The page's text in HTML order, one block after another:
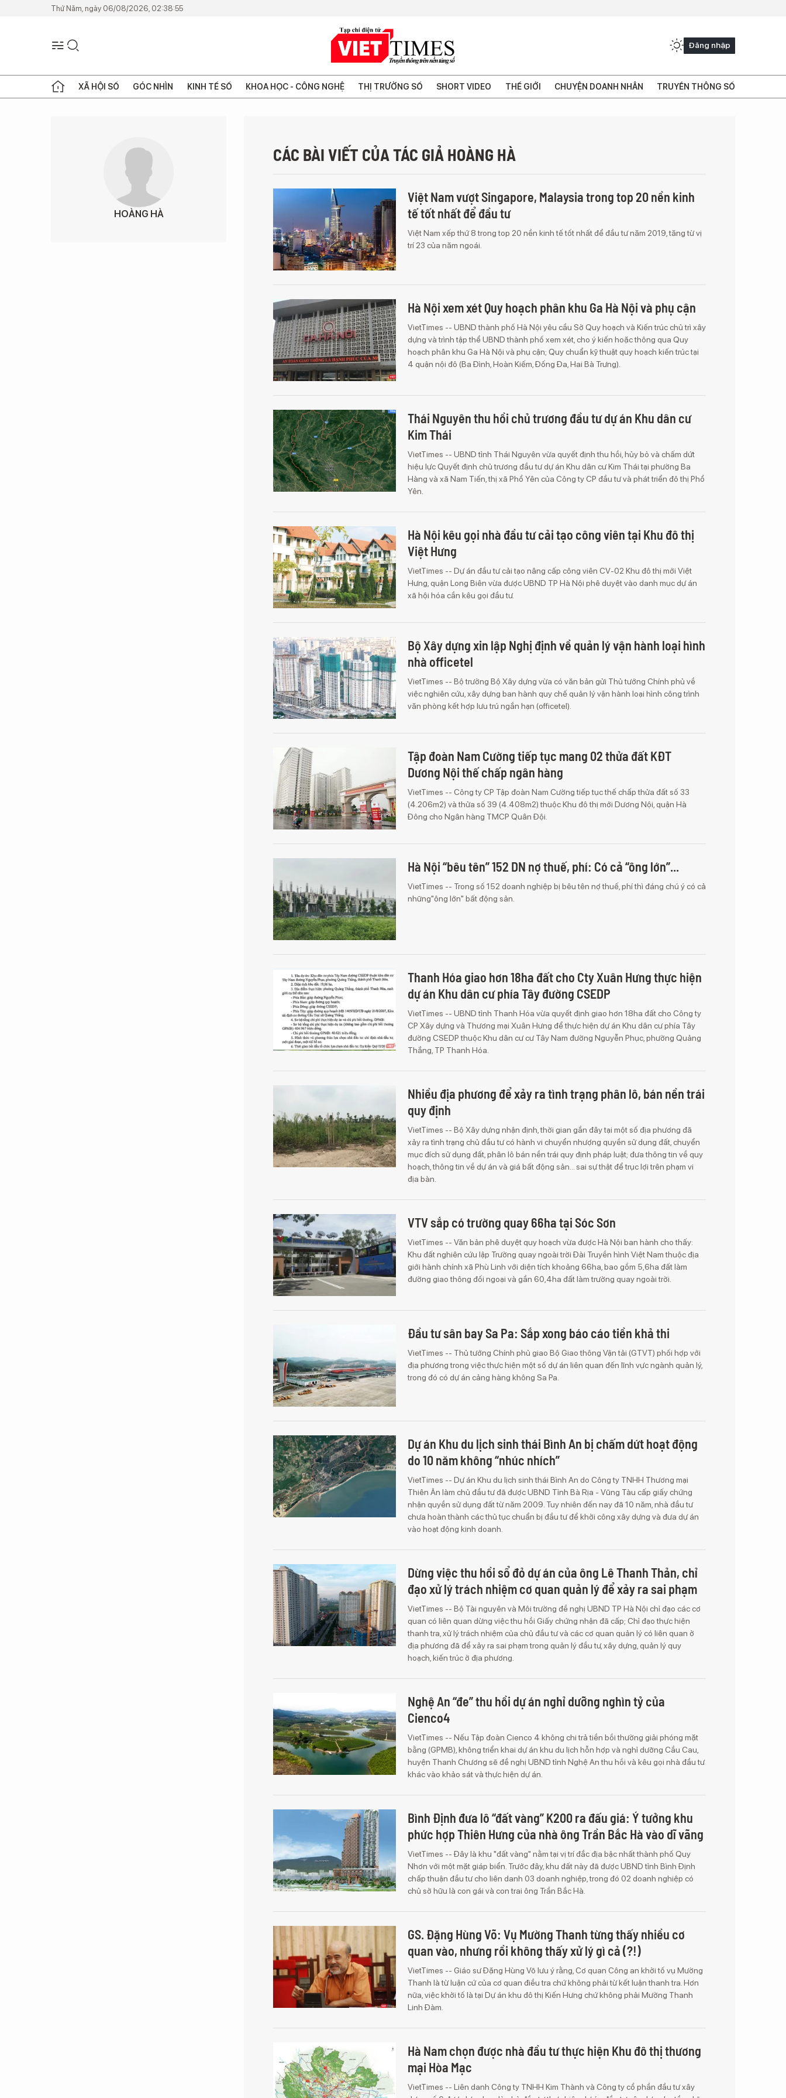
Thứ Năm, ngày 06/08/2026, 02:38:55
Đăng nhập
XÃ HỘI SỐ GÓC NHÌN KINH TẾ SỐ KHOA HỌC - CÔNG NGHỆ THỊ TRƯỜNG SỐ SHORT VIDEO THẾ GIỚI CHUYỆN DOANH NHÂN TRUYỀN THÔNG SỐ
HOÀNG HÀ
CÁC BÀI VIẾT CỦA TÁC GIẢ HOÀNG HÀ
Việt Nam vượt Singapore, Malaysia trong top 20 nền kinh
tế tốt nhất để đầu tư
Việt Nam xếp thứ 8 trong top 20 nền kinh tế tốt nhất để đầu tư năm 2019, tăng từ vị
trí 23 của năm ngoái.
Hà Nội xem xét Quy hoạch phân khu Ga Hà Nội và phụ cận
VietTimes -- UBND thành phố Hà Nội yêu cầu Sở Quy hoạch và Kiến trúc chủ trì xây
dựng và trình tập thể UBND thành phố xem xét, cho ý kiến hoặc thông qua Quy
hoạch phân khu Ga Hà Nội và phụ cận; Quy chuẩn kỹ thuật quy hoạch kiến trúc tại
4 quận nội đô (Ba Đình, Hoàn Kiếm, Đống Đa, Hai Bà Trưng).
Thái Nguyên thu hồi chủ trương đầu tư dự án Khu dân cư
Kim Thái
VietTimes -- UBND tỉnh Thái Nguyên vừa quyết định thu hồi, hủy bỏ và chấm dứt
hiệu lực Quyết định chủ trương đầu tư dự án Khu dân cư Kim Thái tại phường Ba
Hàng và xã Nam Tiến, thị xã Phổ Yên của Công ty CP đầu tư và phát triển đô thị Phổ
Yên.
Hà Nội kêu gọi nhà đầu tư cải tạo công viên tại Khu đô thị
Việt Hưng
VietTimes -- Dự án đầu tư cải tạo nâng cấp công viên CV-02 Khu đô thị mới Việt
Hưng, quận Long Biên vừa được UBND TP Hà Nội phê duyệt vào danh mục dự án
xã hội hóa cần kêu gọi đầu tư.
Bộ Xây dựng xin lập Nghị định về quản lý vận hành loại hình
nhà officetel
VietTimes -- Bộ trưởng Bộ Xây dựng vừa có văn bản gửi Thủ tướng Chính phủ về
việc nghiên cứu, xây dựng ban hành quy chế quản lý vận hành loại hình công trình
văn phòng kết hợp lưu trú ngắn hạn (officetel).
Tập đoàn Nam Cường tiếp tục mang 02 thửa đất KĐT
Dương Nội thế chấp ngân hàng
VietTimes -- Công ty CP Tập đoàn Nam Cường tiếp tục thế chấp thửa đất số 33
(4.206m2) và thửa số 39 (4.408m2) thuộc Khu đô thị mới Dương Nội, quận Hà
Đông cho Ngân hàng TMCP Quân Đội.
Hà Nội “bêu tên” 152 DN nợ thuế, phí: Có cả “ông lớn”...
VietTimes -- Trong số 152 doanh nghiệp bị bêu tên nợ thuế, phí thì đáng chú ý có cả
những"ông lớn" bất động sản.
Thanh Hóa giao hơn 18ha đất cho Cty Xuân Hưng thực hiện
dự án Khu dân cư phía Tây đường CSEDP
VietTimes -- UBND tỉnh Thanh Hóa vừa quyết định giao hơn 18ha đất cho Công ty
CP Xây dựng và Thương mại Xuân Hưng để thực hiện dự án Khu dân cư phía Tây
đường CSEDP thuộc Khu dân cư cư Tây Nam đường Nguyễn Phục, phường Quảng
Thắng, TP Thanh Hóa.
Nhiều địa phương để xảy ra tình trạng phân lô, bán nền trái
quy định
VietTimes -- Bộ Xây dựng nhận định, thời gian gần đây tại một số địa phương đã
xảy ra tình trạng chủ đầu tư có hành vi chuyển nhượng quyền sử dụng đất, chuyển
mục đích sử dụng đất, phân lô bán nền trái quy định pháp luật; đưa thông tin về quy
hoạch, thông tin về dự án và giá bất động sản... sai sự thật để trục lợi trên phạm vi
địa bàn.
VTV sắp có trường quay 66ha tại Sóc Sơn
VietTimes -- Văn bản phê duyệt quy hoạch vừa được Hà Nội ban hành cho thấy:
Khu đất nghiên cứu lập Trường quay ngoài trời Đài Truyền hình Việt Nam thuộc địa
giới hành chính xã Phù Linh với diện tích khoảng 66ha, bao gồm 5,6ha đất làm
đường giao thông đối ngoại và gần 60,4ha đất làm trường quay ngoài trời.
Đầu tư sân bay Sa Pa: Sắp xong báo cáo tiền khả thi
VietTimes -- Thủ tướng Chính phủ giao Bộ Giao thông Vận tải (GTVT) phối hợp với
địa phương trong việc thực hiện một số dự án liên quan đến lĩnh vực ngành quản lý,
trong đó có dự án cảng hàng không Sa Pa.
Dự án Khu du lịch sinh thái Bình An bị chấm dứt hoạt động
do 10 năm không “nhúc nhích”
VietTimes -- Dự án Khu du lịch sinh thái Bình An do Công ty TNHH Thương mại
Thiên Ân làm chủ đầu tư đã được UBND Tỉnh Bà Rịa - Vũng Tàu cấp giấy chứng
nhận quyền sử dụng đất từ năm 2009. Tuy nhiên đến nay đã 10 năm, nhà đầu tư
chưa hoàn thành các thủ tục chuẩn bị đầu tư để khởi công xây dựng và đưa dự án
vào hoạt động kinh doanh.
Dừng việc thu hồi sổ đỏ dự án của ông Lê Thanh Thản, chỉ
đạo xử lý trách nhiệm cơ quan quản lý để xảy ra sai phạm
VietTimes -- Bộ Tài nguyên và Môi trường đề nghị UBND TP Hà Nội chỉ đạo các cơ
quan có liên quan dừng việc thu hồi Giấy chứng nhận đã cấp; Chỉ đạo thực hiện
thanh tra, xử lý trách nhiệm của chủ đầu tư và các cơ quan quản lý có liên quan ở
địa phương đã để xảy ra sai phạm trong quản lý đầu tư, xây dựng, quản lý quy
hoạch, kiến trúc ở địa phương.
Nghệ An “đe” thu hồi dự án nghỉ dưỡng nghìn tỷ của
Cienco4
VietTimes -- Nếu Tập đoàn Cienco 4 không chi trả tiền bồi thường giải phóng mặt
bằng (GPMB), không triển khai dự án khu du lịch hỗn hợp và nghỉ dưỡng Cầu Cau,
huyện Thanh Chương sẽ đề nghị UBND tỉnh Nghệ An thu hồi và kêu gọi nhà đầu tư
khác vào khảo sát và thực hiện dự án.
Bình Định đưa lô “đất vàng” K200 ra đấu giá: Ý tưởng khu
phức hợp Thiên Hưng của nhà ông Trần Bắc Hà vào dĩ vãng
VietTimes -- Đây là khu "đất vàng" nằm tại vị trí đắc địa bậc nhất thành phố Quy
Nhơn với một mặt giáp biển. Trước đây, khu đất này đã được UBND tỉnh Bình Định
chấp thuận đầu tư cho liên danh 03 doanh nghiệp, trong đó 02 doanh nghiệp có
chủ sở hữu là con gái và con trai ông Trần Bắc Hà.
GS. Đặng Hùng Võ: Vụ Mường Thanh từng thấy nhiều cơ
quan vào, nhưng rồi không thấy xử lý gì cả (?!)
VietTimes -- Giáo sư Đặng Hùng Võ lưu ý rằng, Cơ quan Công an khởi tố vụ Mường
Thanh là từ luận cứ của cơ quan điều tra chứ không phải từ kết luận thanh tra. Hơn
nữa, việc khởi tố là tại Dự án khu đô thị Kiến Hưng chứ không phải Mường Thanh
Linh Đàm.
Hà Nam chọn được nhà đầu tư thực hiện Khu đô thị thương
mại Hòa Mạc
VietTimes -- Liên danh Công ty TNHH Kim Thành và Công ty cổ phần đầu tư xây